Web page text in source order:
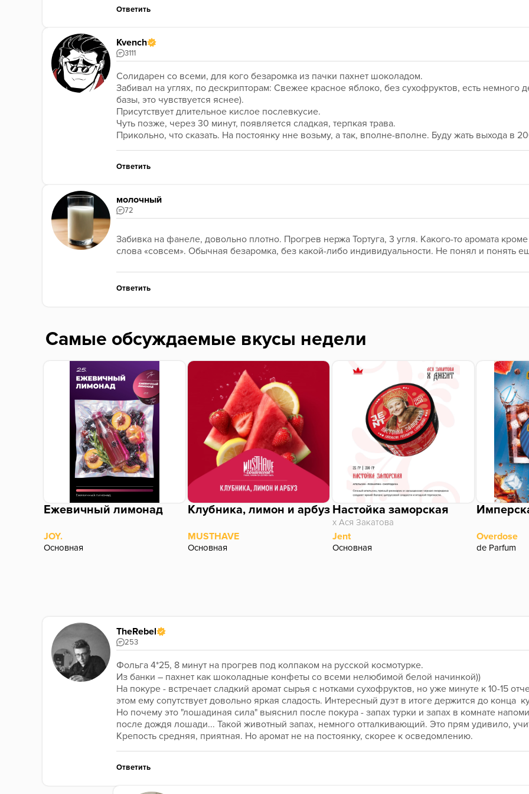
Ответить
Kvench
3111
Солидарен со всеми, для кого безаромка из пачки пахнет шоколадом.
Забивал на углях, по дескрипторам: Свежее красное яблоко, без сухофруктов, есть немного
базы, это чувствуется яснее).
Присутствует длительное кислое послевкусие.
Чуть позже, через 30 минут, появляется сладкая, терпкая трава.
Прикольно, что сказать. На постоянку нне возьму, а так, вполне-вполне. Буду жать выхода в
Ответить
молочный
72
Забивка на фанеле, довольно плотно. Прогрев нержа Тортуга, 3 угля. Какого-то аромата
слова «совсем». Обычная безаромка, без какой-либо индивидуальности. Не понял и понять
Ответить
Самые обсуждаемые вкусы недели
Ежевичный лимонад
JOY.
Основная
Клубника, лимон и арбуз
MUSTHAVE
Основная
Настойка заморская
х Ася Закатова
Jent
Основная
Overdose
de Parfum
TheRebel
253
Фольга 4*25, 8 минут на прогрев под колпаком на русской космотурке.
Из банки – пахнет как шоколадные конфеты со всеми нелюбимой белой начинкой))
На покуре - встречает сладкий аромат сырья с нотками сухофруктов, но уже минуте к 10-15
этом ему сопутствует довольно яркая сладость. Интересный дуэт в итоге держится до конца
Но почему это "лошадиная сила" выяснил после покура - запах турки и запах в комнате
после дождя лошади... Такой животный запах, немного отталкивающий. Это прям удивило,
Крепость средняя, приятная. Но аромат не на постоянку, скорее к осведомлению.
Ответить